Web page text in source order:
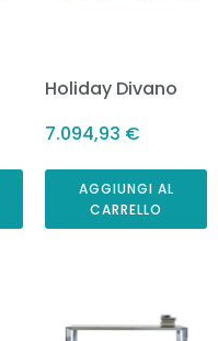
Holiday Divano
7.094,93 €
AGGIUNGI AL
CARRELLO